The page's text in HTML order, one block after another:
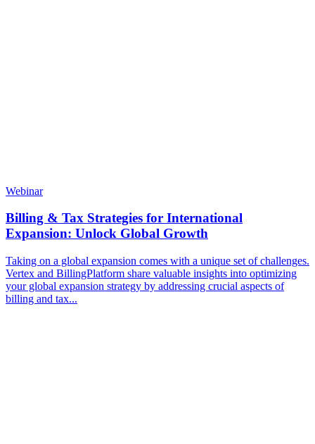
Webinar
Billing & Tax Strategies for International
Expansion: Unlock Global Growth
Taking on a global expansion comes with a unique set of challenges.
Vertex and BillingPlatform share valuable insights into optimizing
your global expansion strategy by addressing crucial aspects of
billing and tax...